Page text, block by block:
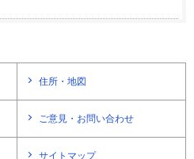
住所・地図
ご意見・お問い合わせ
サイトマップ